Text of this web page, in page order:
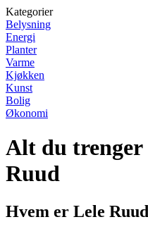
Kategorier
Belysning
Energi
Planter
Varme
Kjøkken
Kunst
Bolig
Økonomi
Alt du trenger
Ruud
Hvem er Lele